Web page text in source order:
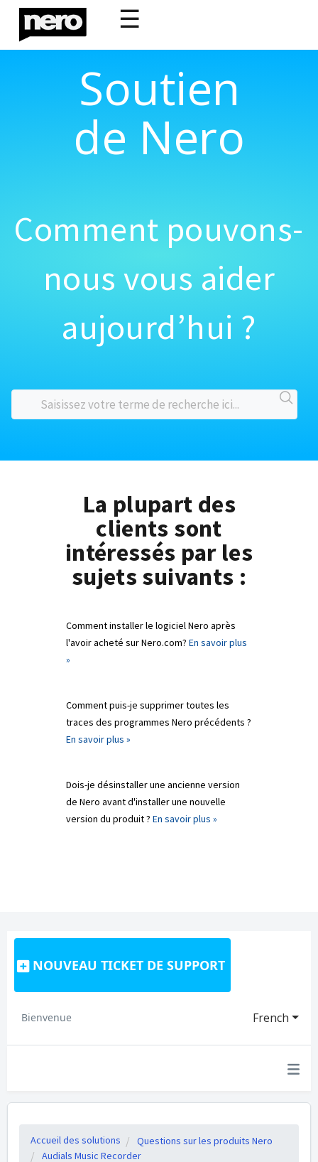
☰
Soutien
de Nero
Comment pouvons-
nous vous aider
aujourd’hui ?
La plupart des
clients sont
intéressés par les
sujets suivants :
Comment installer le logiciel Nero après
l'avoir acheté sur Nero.com? En savoir plus
»
Comment puis-je supprimer toutes les
traces des programmes Nero précédents ?
En savoir plus »
Dois-je désinstaller une ancienne version
de Nero avant d'installer une nouvelle
version du produit ? En savoir plus »
NOUVEAU TICKET DE SUPPORT
French
Bienvenue
Accueil des solutions
Questions sur les produits Nero
Audials Music Recorder